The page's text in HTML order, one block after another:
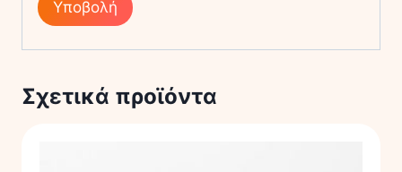
Σχετικά προϊόντα